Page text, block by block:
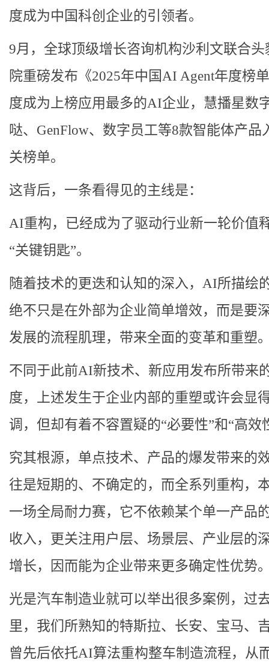
度成为中国科创企业的引领者。
9月，全球顶级增长咨询机构沙利文联合头
院重磅发布《2025年中国AI Agent年度榜
度成为上榜应用最多的AI企业，慧播星数
哒、GenFlow、数字员工等8款智能体产品
关榜单。
这背后，一条看得见的主线是：
AI重构，已经成为了驱动行业新一轮价值
“关键钥匙”。
随着技术的更迭和认知的深入，AI所描绘
绝不只是在外部为企业简单增效，而是要
发展的流程肌理，带来全面的变革和重塑
不同于此前AI新技术、新应用发布所带来
度，上述发生于企业内部的重塑或许会显
调，但却有着不容置疑的“必要性”和“高效
究其根源，单点技术、产品的爆发带来的
往是短期的、不确定的，而全系列重构，
一场全局耐力赛，它不依赖某个单一产品
收入，更关注用户层、场景层、产业层的
增长，因而能为企业带来更多确定性优势
光是汽车制造业就可以举出很多案例，过
里，我们所熟知的特斯拉、长安、宝马、
曾先后依托AI算法重构整车制造流程，从